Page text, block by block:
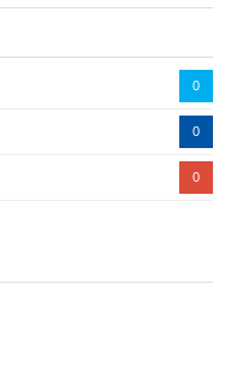
0
0
0